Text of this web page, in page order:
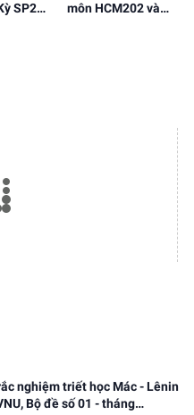
SP26.
môn HCM202 và
nghiệm triết học Mác - Lênin
Bộ đề số 01 - tháng